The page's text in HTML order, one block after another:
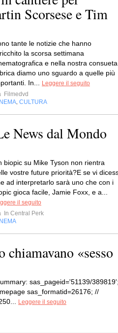
Scorsese e Tim
tante le notizie che hanno
la scorsa settimana
e nella nostra consueta
diamo uno sguardo a quelle più
In...
Leggere il seguito
Filmedvd
CULTURA
News dal Mondo
biopic su Mike Tyson non rientra
vostre future priorità?E se vi
ad interpretarlo sarà uno che con i
gioca facile, Jamie Foxx, e a...
il seguito
In Central Perk
chiamavano «sesso
sas_pageid='51139/
sas_formatid=26176; //
Leggere il seguito